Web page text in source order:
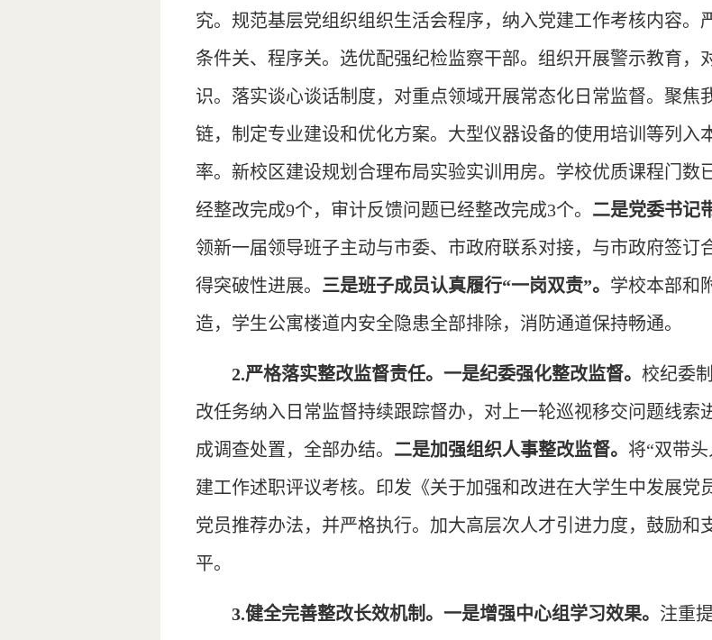
究。规范基层党组织组织生活会程序，纳入党建工作考核内容。
条件关、程序关。选优配强纪检监察干部。组织开展警示教育，
识。落实谈心谈话制度，对重点领域开展常态化日常监督。聚焦
链，制定专业建设和优化方案。大型仪器设备的使用培训等列入
率。新校区建设规划合理布局实验实训用房。学校优质课程门数
经整改完成9个，审计反馈问题已经整改完成3个。 二是党委书记
领新一届领导班子主动与市委、市政府联系对接，与市政府签订
得突破性进展。 三是班子成员认真履行“一岗双责”。 学校本部和
造，学生公寓楼道内安全隐患全部排除，消防通道保持畅通。
2.严格落实整改监督责任。一是纪委强化整改监督。校纪委
改任务纳入日常监督持续跟踪督办，对上一轮巡视移交问题线索
成调查处置，全部办结。 二是加强组织人事整改监督。 将“双带
建工作述职评议考核。印发《关于加强和改进在大学生中发展党
党员推荐办法，并严格执行。加大高层次人才引进力度，鼓励和
平。
3.健全完善整改长效机制。一是增强中心组学习效果。 注重